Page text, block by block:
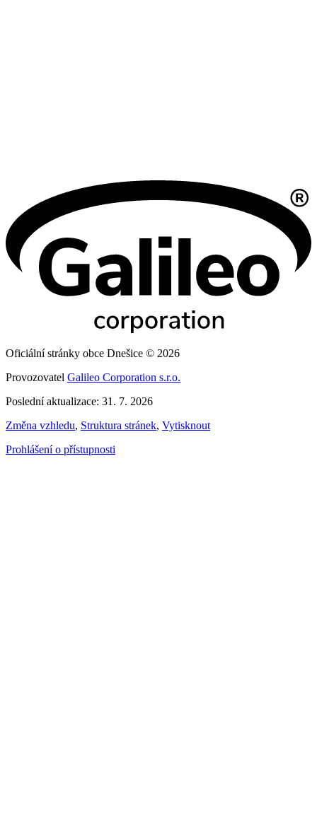
Oficiální stránky obce Dnešice © 2026
Provozovatel Galileo Corporation s.r.o.
Poslední aktualizace: 31. 7. 2026
Změna vzhledu, Struktura stránek, Vytisknout
Prohlášení o přístupnosti